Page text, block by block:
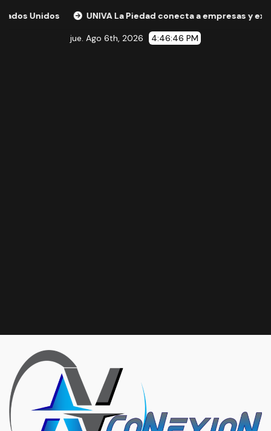
UNIVA La Piedad conecta a empresas y expertos
jue. Ago 6th, 2026 4:46:48 PM